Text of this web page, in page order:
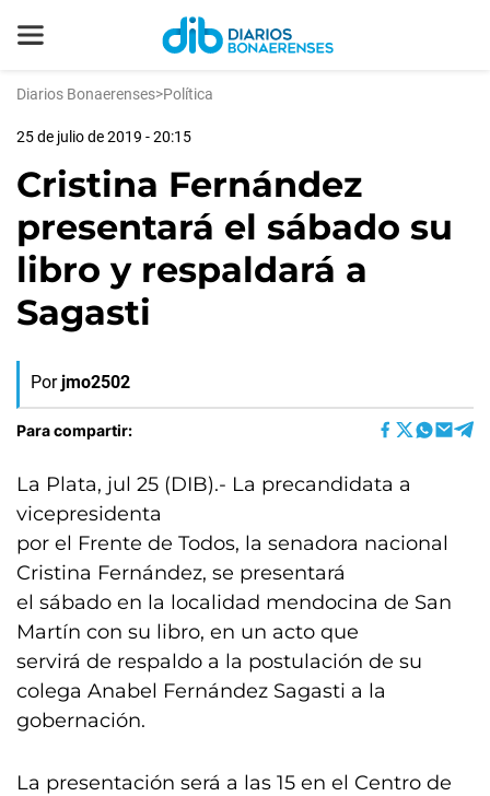
Diarios Bonaerenses>Política
25 de julio de 2019 - 20:15
Cristina Fernández
presentará el sábado su
libro y respaldará a
Sagasti
Por jmo2502
Para compartir:
La Plata, jul 25 (DIB).- La precandidata a
vicepresidenta
por el Frente de Todos, la senadora nacional
Cristina Fernández, se presentará
el sábado en la localidad mendocina de San
Martín con su libro, en un acto que
servirá de respaldo a la postulación de su
colega Anabel Fernández Sagasti a la
gobernación.
La presentación será a las 15 en el Centro de